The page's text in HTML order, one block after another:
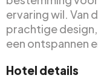
ervaring wil. Van
prachtige
een ontspannen
Hotel details